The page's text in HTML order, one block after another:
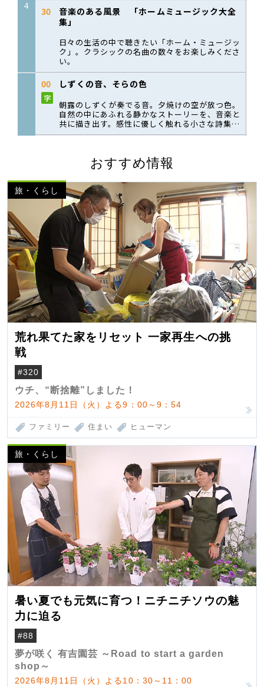
おすすめ情報
旅・くらし
荒れ果てた家をリセット 一家再生への挑
戦
#320
ウチ、“断捨離”しました！
2026年8月11日（火）よる9：00～9：54
ファミリー 住まい ヒューマン
旅・くらし
暑い夏でも元気に育つ！ニチニチソウの魅
力に迫る
#88
夢が咲く 有吉園芸 ～Road to start a garden
shop～
2026年8月11日（火）よる10：30～11：00